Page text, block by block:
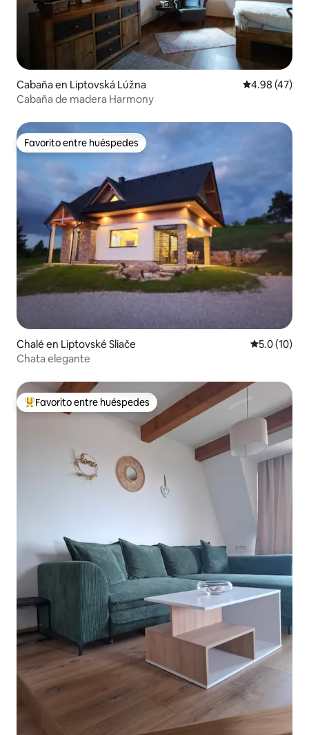
Cabaña en Liptovská Lúžna Calificación
4.98 (47)
Cabaña de madera Harmony
Favorito entre huéspedes
Favorito entre huéspedes
Chalé en Liptovské Sliače Calificación
5.0 (10)
Chata elegante
Favorito entre huéspedes preferido
Favorito entre huéspedes